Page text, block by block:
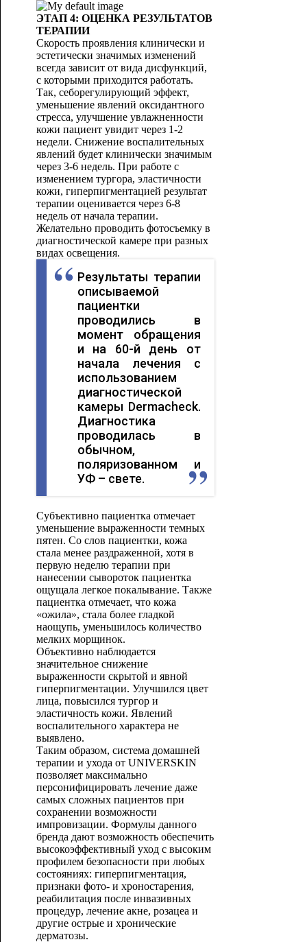
ЭТАП 4: ОЦЕНКА РЕЗУЛЬТАТОВ
ТЕРАПИИ
Скорость проявления клинически и
эстетически значимых изменений
всегда зависит от вида дисфункций,
с которыми приходится работать.
Так, себорегулирующий эффект,
уменьшение явлений оксидантного
стресса, улучшение увлажненности
кожи пациент увидит через 1-2
недели. Снижение воспалительных
явлений будет клинически значимым
через 3-6 недель. При работе с
изменением тургора, эластичности
кожи, гиперпигментацией результат
терапии оценивается через 6-8
недель от начала терапии.
Желательно проводить фотосъемку в
диагностической камере при разных
видах освещения.
Результаты терапии
описываемой
пациентки
проводились в
момент обращения
и на 60-й день от
начала лечения с
использованием
диагностической
камеры Dermacheck.
Диагностика
проводилась в
обычном,
поляризованном и
УФ – свете.
Субъективно пациентка отмечает
уменьшение выраженности темных
пятен. Со слов пациентки, кожа
стала менее раздраженной, хотя в
первую неделю терапии при
нанесении сывороток пациентка
ощущала легкое покалывание. Также
пациентка отмечает, что кожа
«ожила», стала более гладкой
наощупь, уменьшилось количество
мелких морщинок.
Объективно наблюдается
значительное снижение
выраженности скрытой и явной
гиперпигментации. Улучшился цвет
лица, повысился тургор и
эластичность кожи. Явлений
воспалительного характера не
выявлено.
Таким образом, система домашней
терапии и ухода от UNIVERSKIN
позволяет максимально
персонифицировать лечение даже
самых сложных пациентов при
сохранении возможности
импровизации. Формулы данного
бренда дают возможность обеспечить
высокоэффективный уход с высоким
профилем безопасности при любых
состояниях: гиперпигментация,
признаки фото- и хроностарения,
реабилитация после инвазивных
процедур, лечение акне, розацеа и
другие острые и хронические
дерматозы.